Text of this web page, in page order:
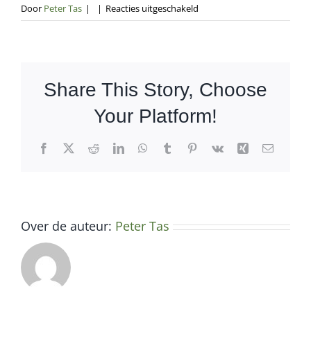
Door Peter Tas | | Reacties uitgeschakeld
Fruitschaar
cm
Share This Story, Choose
Your Platform!
Facebook
X RedditLinkedInWhatsApp
TumblrPinterest
Vk Xing E-
Over de auteur: Peter Tas